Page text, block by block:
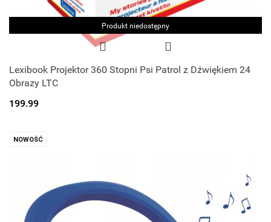
Produkt niedostępny
Lexibook Projektor 360 Stopni Psi Patrol z Dźwiękiem 24
Obrazy LTC
199.99
NOWOŚĆ